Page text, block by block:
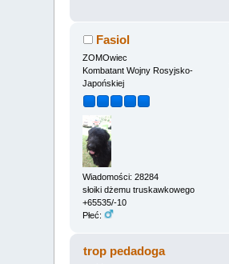
Fasiol
ZOMOwiec
Kombatant Wojny Rosyjsko-
Japońskiej
Wiadomości: 28284
słoiki dżemu truskawkowego
+65535/-10
Płeć:
trop pedadoga